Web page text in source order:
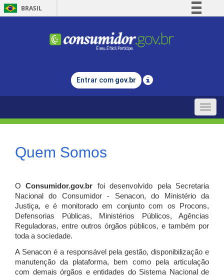
BRASIL
Comunica BR
Legislação
Entrar com gov.br
Toggle
Quem Somos
OConsumidor.gov.br
foi desenvolvido pela Secretaria
Nacional do Consumidor - Senacon, do Ministério da
Justiça, e é monitorado em conjunto com os Procons,
Defensorias Públicas, Ministérios Públicos, Agências
Reguladoras, entre outros órgãos públicos, e também por
toda a sociedade.
A Senacon é a responsável pela gestão, disponibilização e
manutenção da plataforma, bem como pela articulação
com demais órgãos e entidades do Sistema Nacional de